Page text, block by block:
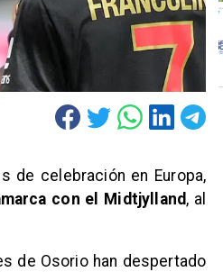
de celebración en Europa,
con el Midtjylland, al
de Osorio han despertado